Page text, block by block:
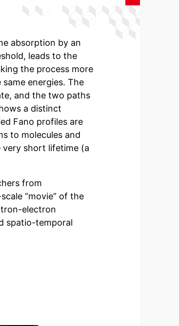
absorption by an
leads to the
the process more
energies. The
and the two paths
a distinct
Fano profiles are
to molecules and
short lifetime (a
from
“movie” of the
electron
spatio-temporal